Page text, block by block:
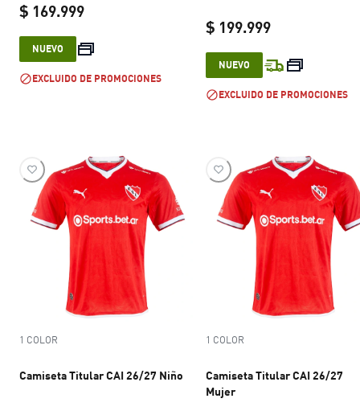
$ 169.999
current price $ 169.999
NUEVO
EXCLUIDO DE PROMOCIONES
$ 199.999
current price $
NUEVO
EXCLUIDO DE PROMOCIONES
1 COLOR
Camiseta Titular CAI 26/27 Niño
1 COLOR
Camiseta Titular CAI 26/27
Mujer